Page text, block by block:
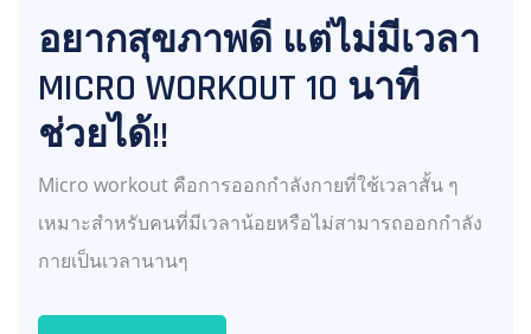
อยากสุขภาพดี แต่ไม่มีเวลา
MICRO WORKOUT 10 นาที
ช่วยได้!!
Micro workout คือการออกกำลังกายที่ใช้เวลาสั้น ๆ
เหมาะสำหรับคนที่มีเวลาน้อยหรือไม่สามารถออกกำลัง
กายเป็นเวลานานๆ